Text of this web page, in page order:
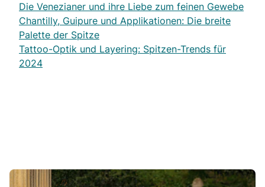
Die Venezianer und ihre Liebe zum feinen Gewebe
Chantilly, Guipure und Applikationen: Die breite
Palette der Spitze
Tattoo-Optik und Layering: Spitzen-Trends für
2024